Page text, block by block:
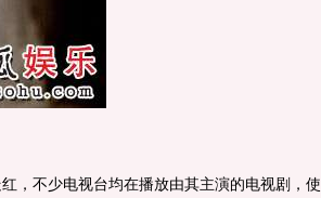
不少电视台均在播放由其主演的电视剧，使